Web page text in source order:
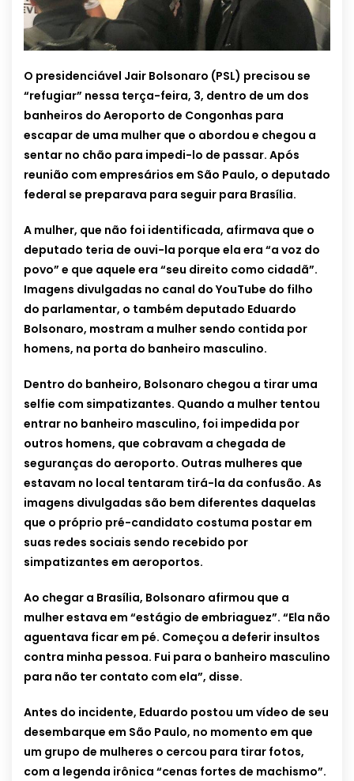
O presidenciável Jair Bolsonaro (PSL) precisou se
“refugiar” nessa terça-feira, 3, dentro de um dos
banheiros do Aeroporto de Congonhas para
escapar de uma mulher que o abordou e chegou a
sentar no chão para impedi-lo de passar. Após
reunião com empresários em São Paulo, o deputado
federal se preparava para seguir para Brasília.
A mulher, que não foi identificada, afirmava que o
deputado teria de ouvi-la porque ela era “a voz do
povo” e que aquele era “seu direito como cidadã”.
Imagens divulgadas no canal do YouTube do filho
do parlamentar, o também deputado Eduardo
Bolsonaro, mostram a mulher sendo contida por
homens, na porta do banheiro masculino.
Dentro do banheiro, Bolsonaro chegou a tirar uma
selfie com simpatizantes. Quando a mulher tentou
entrar no banheiro masculino, foi impedida por
outros homens, que cobravam a chegada de
seguranças do aeroporto. Outras mulheres que
estavam no local tentaram tirá-la da confusão. As
imagens divulgadas são bem diferentes daquelas
que o próprio pré-candidato costuma postar em
suas redes sociais sendo recebido por
simpatizantes em aeroportos.
Ao chegar a Brasília, Bolsonaro afirmou que a
mulher estava em “estágio de embriaguez”. “Ela não
aguentava ficar em pé. Começou a deferir insultos
contra minha pessoa. Fui para o banheiro masculino
para não ter contato com ela”, disse.
Antes do incidente, Eduardo postou um vídeo de seu
desembarque em São Paulo, no momento em que
um grupo de mulheres o cercou para tirar fotos,
com a legenda irônica “cenas fortes de machismo”.